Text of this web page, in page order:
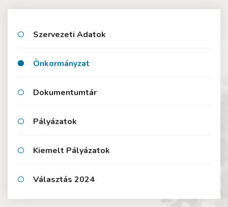
Szervezeti Adatok
Önkormányzat
Dokumentumtár
Pályázatok
Kiemelt Pályázatok
Választás 2024